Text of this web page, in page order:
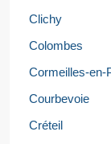
Clichy
Colombes
Cormeilles-en-
Courbevoie
Créteil